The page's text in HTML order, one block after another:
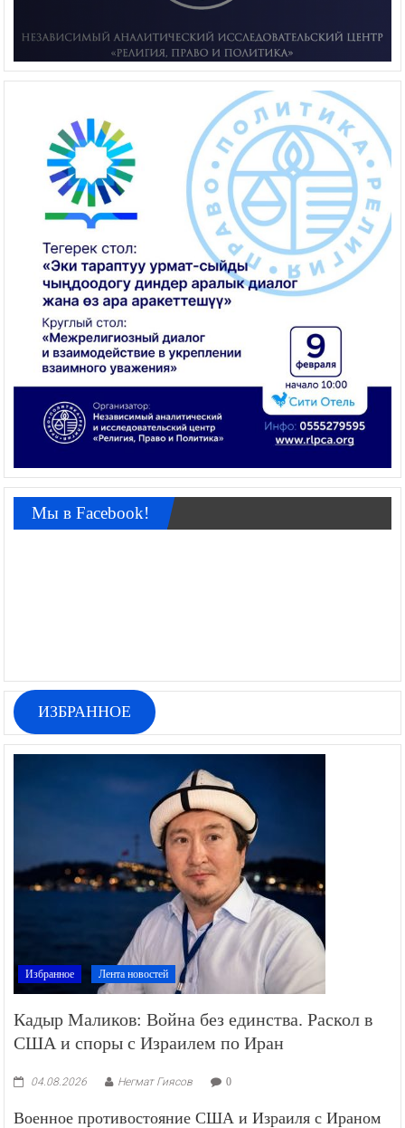
Мы в Facebook!
ИЗБРАННОЕ
Избранное Лента новостей
Кадыр Маликов: Война без единства. Раскол в
США и споры с Израилем по Иран
04.08.2026 Негмат Гиясов 0
Военное противостояние США и Израиля с Ираном